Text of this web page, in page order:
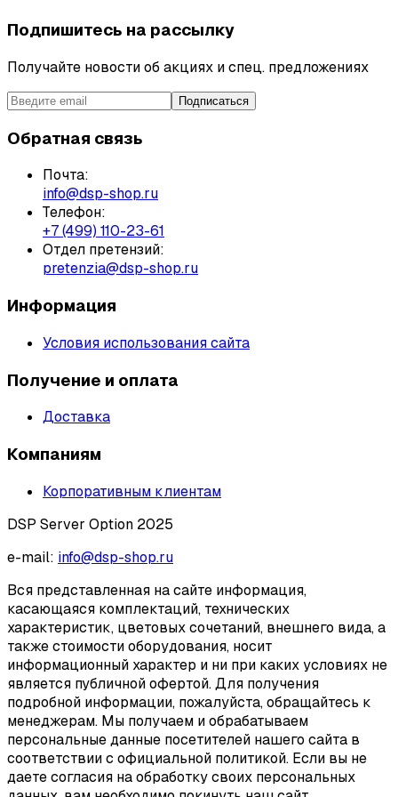
Подпишитесь на рассылку
Получайте новости об акциях и спец. предложениях
Подписаться
Обратная связь
Почта:
info@dsp-shop.ru
Телефон:
+7 (499) 110-23-61
Отдел претензий:
pretenzia@dsp-shop.ru
Информация
Условия использования сайта
Получение и оплата
Доставка
Компаниям
Корпоративным клиентам
DSP Server Option 2025
e-mail: info@dsp-shop.ru
Вся представленная на сайте информация,
касающаяся комплектаций, технических
характеристик, цветовых сочетаний, внешнего вида, а
также стоимости оборудования, носит
информационный характер и ни при каких условиях не
является публичной офертой. Для получения
подробной информации, пожалуйста, обращайтесь к
менеджерам. Мы получаем и обрабатываем
персональные данные посетителей нашего сайта в
соответствии с официальной политикой. Если вы не
даете согласия на обработку своих персональных